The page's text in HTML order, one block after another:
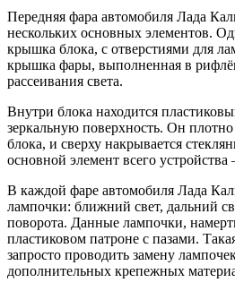
Передняя фара автомобиля Лада
нескольких основных элементов.
крышка блока, с отверстиями для
крышка фары, выполненная в
рассеивания света.
Внутри блока находится
зеркальную поверхность. Он
блока, и сверху накрывается
основной элемент всего устройства
В каждой фаре автомобиля Лада
лампочки: ближний свет, дальний
поворота. Данные лампочки,
пластиковом патроне с пазами.
запросто проводить замену
дополнительных крепежных